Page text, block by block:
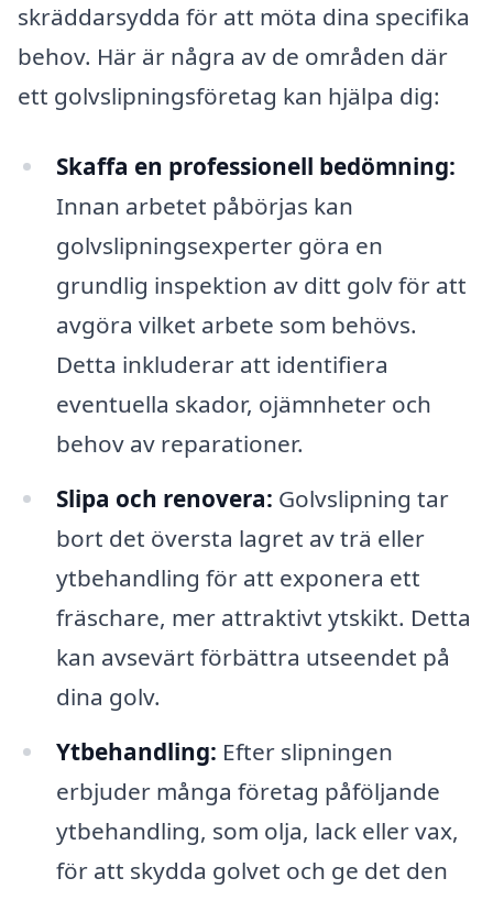
skräddarsydda för att möta dina specifika
behov. Här är några av de områden där
ett golvslipningsföretag kan hjälpa dig:
Skaffa en professionell bedömning:
Innan arbetet påbörjas kan
golvslipningsexperter göra en
grundlig inspektion av ditt golv för att
avgöra vilket arbete som behövs.
Detta inkluderar att identifiera
eventuella skador, ojämnheter och
behov av reparationer.
Slipa och renovera: Golvslipning tar
bort det översta lagret av trä eller
ytbehandling för att exponera ett
fräschare, mer attraktivt ytskikt. Detta
kan avsevärt förbättra utseendet på
dina golv.
Ytbehandling: Efter slipningen
erbjuder många företag påföljande
ytbehandling, som olja, lack eller vax,
för att skydda golvet och ge det den